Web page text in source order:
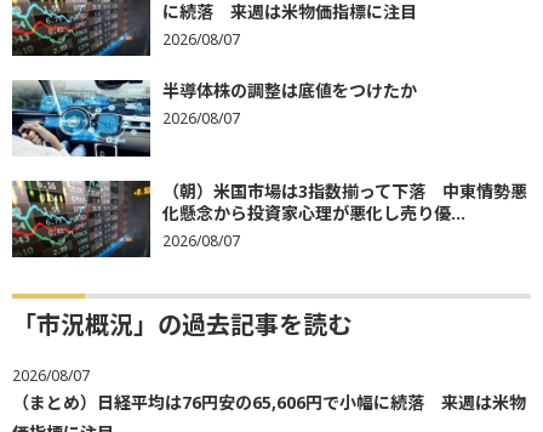
に続落 来週は米物価指標に注目
2026/08/07
半導体株の調整は底値をつけたか
2026/08/07
（朝）米国市場は3指数揃って下落 中東情勢悪
化懸念から投資家心理が悪化し売り優...
2026/08/07
「市況概況」の過去記事を読む
2026/08/07
（まとめ）日経平均は76円安の65,606円で小幅に続落 来週は米物